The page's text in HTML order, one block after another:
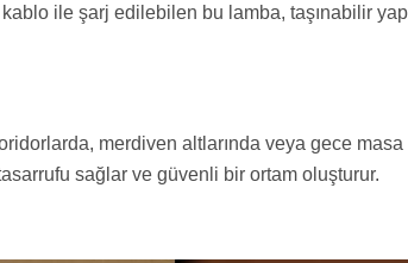
ile şarj edilebilen bu lamba, taşınabilir
merdiven altlarında veya gece
sağlar ve güvenli bir ortam oluşturur.